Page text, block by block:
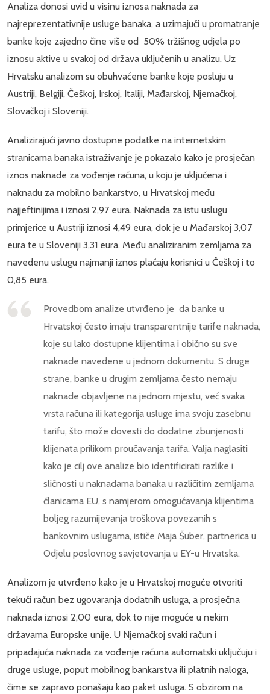
Analiza donosi uvid u visinu iznosa naknada za
najreprezentativnije usluge banaka, a uzimajući u promatranje
banke koje zajedno čine više od 50% tržišnog udjela po
iznosu aktive u svakoj od država uključenih u analizu. Uz
Hrvatsku analizom su obuhvaćene banke koje posluju u
Austriji, Belgiji, Češkoj, Irskoj, Italiji, Mađarskoj, Njemačkoj,
Slovačkoj i Sloveniji.
Analizirajući javno dostupne podatke na internetskim
stranicama banaka istraživanje je pokazalo kako je prosječan
iznos naknade za vođenje računa, u koju je uključena i
naknadu za mobilno bankarstvo, u Hrvatskoj među
najjeftinijima i iznosi 2,97 eura. Naknada za istu uslugu
primjerice u Austriji iznosi 4,49 eura, dok je u Mađarskoj 3,07
eura te u Sloveniji 3,31 eura. Među analiziranim zemljama za
navedenu uslugu najmanji iznos plaćaju korisnici u Češkoj i to
0,85 eura.
Provedbom analize utvrđeno je da banke u
Hrvatskoj često imaju transparentnije tarife naknada,
koje su lako dostupne klijentima i obično su sve
naknade navedene u jednom dokumentu. S druge
strane, banke u drugim zemljama često nemaju
naknade objavljene na jednom mjestu, već svaka
vrsta računa ili kategorija usluge ima svoju zasebnu
tarifu, što može dovesti do dodatne zbunjenosti
klijenata prilikom proučavanja tarifa. Valja naglasiti
kako je cilj ove analize bio identificirati razlike i
sličnosti u naknadama banaka u različitim zemljama
članicama EU, s namjerom omogućavanja klijentima
boljeg razumijevanja troškova povezanih s
bankovnim uslugama, ističe Maja Šuber, partnerica u
Odjelu poslovnog savjetovanja u EY-u Hrvatska.
Analizom je utvrđeno kako je u Hrvatskoj moguće otvoriti
tekući račun bez ugovaranja dodatnih usluga, a prosječna
naknada iznosi 2,00 eura, dok to nije moguće u nekim
državama Europske unije. U Njemačkoj svaki račun i
pripadajuća naknada za vođenje računa automatski uključuju i
druge usluge, poput mobilnog bankarstva ili platnih naloga,
čime se zapravo ponašaju kao paket usluga. S obzirom na